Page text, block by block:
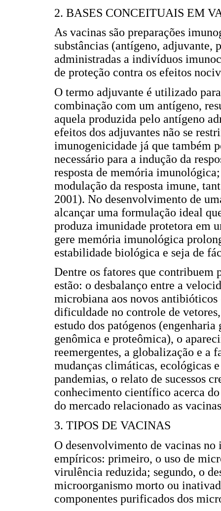
2. BASES CONCEITUAIS EM
As vacinas são preparações
substâncias (antígeno, adjuvante,
administradas a indivíduos
de proteção contra os efeitos
O termo adjuvante é utilizado
combinação com um antígeno,
aquela produzida pelo antígeno
efeitos dos adjuvantes não se
imunogenicidade já que também
necessário para a indução da
resposta de memória
modulação da resposta imune,
2001). No desenvolvimento de
alcançar uma formulação ideal
produza imunidade protetora em
gere memória imunológica
estabilidade biológica e seja de
Dentre os fatores que contribuem
estão: o desbalanço entre a
microbiana aos novos
dificuldade no controle de
estudo dos patógenos
genômica e proteômica), o
reemergentes, a globalização e a
mudanças climáticas, ecológicas
pandemias, o relato de sucessos
conhecimento científico acerca
do mercado relacionado as
3. TIPOS DE VACINAS
O desenvolvimento de vacinas
empíricos: primeiro, o uso de
virulência reduzida; segundo, o
microorganismo morto ou
componentes purificados dos